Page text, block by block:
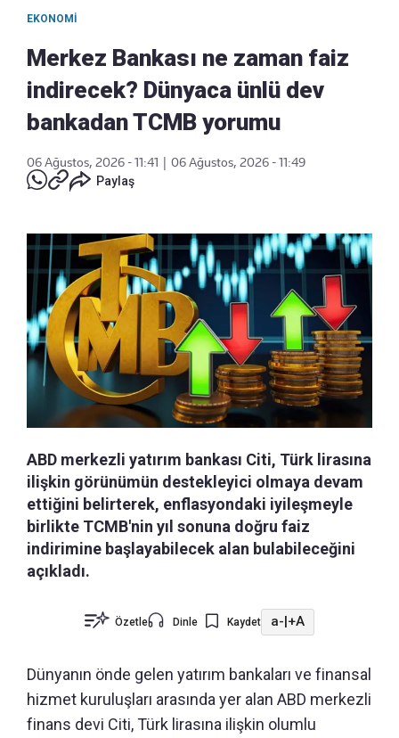
EKONOMI
Merkez Bankası ne zaman faiz
indirecek? Dünyaca ünlü dev
bankadan TCMB yorumu
06 Ağustos, 2026 - 11:41
06 Ağustos, 2026 - 11:49
Paylaş
ABD merkezli yatırım bankası Citi, Türk lirasına
ilişkin görünümün destekleyici olmaya devam
ettiğini belirterek, enflasyondaki iyileşmeyle
birlikte TCMB'nin yıl sonuna doğru faiz
indirimine başlayabilecek alan bulabileceğini
açıkladı.
Özetle Dinle Kaydet a- +A
Dünyanın önde gelen yatırım bankaları ve finansal
hizmet kuruluşları arasında yer alan ABD merkezli
finans devi Citi, Türk lirasına ilişkin olumlu